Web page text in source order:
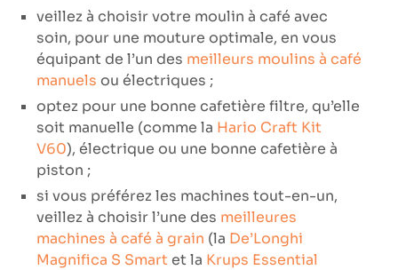
veillez à choisir votre moulin à café avec
soin, pour une mouture optimale, en vous
équipant de l’un des meilleurs moulins à café
manuels ou électriques ;
optez pour une bonne cafetière filtre, qu’elle
soit manuelle (comme la Hario Craft Kit
V60), électrique ou une bonne cafetière à
piston ;
si vous préférez les machines tout-en-un,
veillez à choisir l’une des meilleures
machines à café à grain (la De’Longhi
Magnifica S Smart et la Krups Essential